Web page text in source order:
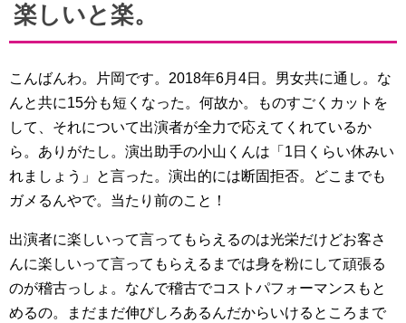
楽しいと楽。
こんばんわ。片岡です。2018年6月4日。男女共に通し。な
んと共に15分も短くなった。何故か。ものすごくカットを
して、それについて出演者が全力で応えてくれているか
ら。ありがたし。演出助手の小山くんは「1日くらい休みい
れましょう」と言った。演出的には断固拒否。どこまでも
ガメるんやで。当たり前のこと！
出演者に楽しいって言ってもらえるのは光栄だけどお客さ
んに楽しいって言ってもらえるまでは身を粉にして頑張る
のが稽古っしょ。なんで稽古でコストパフォーマンスもと
めるの。まだまだ伸びしろあるんだからいけるところまで